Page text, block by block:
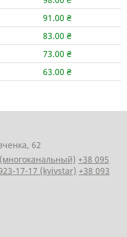
91.00 ₴
83.00 ₴
73.00 ₴
63.00 ₴
62
+38 095
17-17 (kyivstar) +38 093